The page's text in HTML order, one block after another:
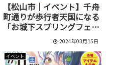
【松山市｜イベント】千舟
町通りが歩行者天国になる
「お城下スプリングフェス
タ2024」が開催されま
2024年03月15日
イベント